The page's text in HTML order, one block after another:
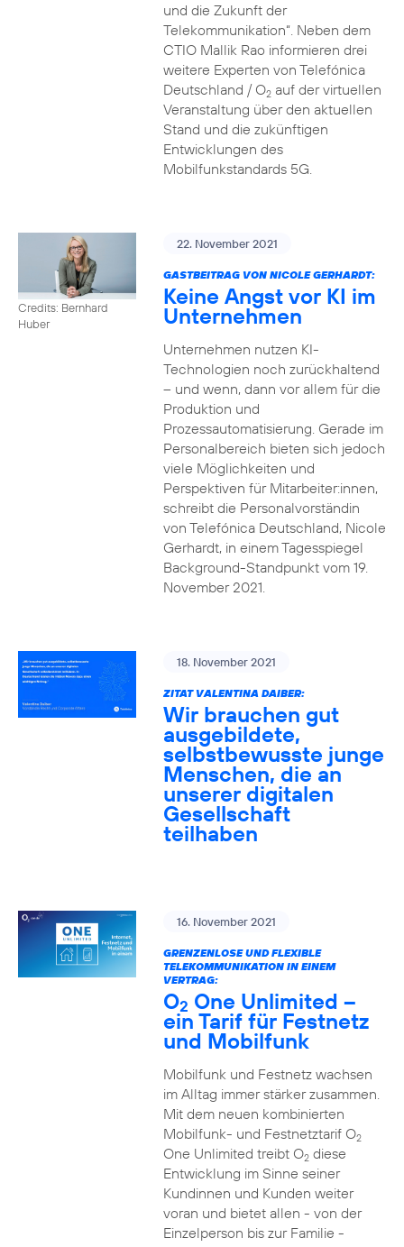
und die Zukunft der
Telekommunikation“. Neben dem
CTIO Mallik Rao informieren drei
weitere Experten von Telefónica
Deutschland / O2auf der virtuellen
Veranstaltung über den aktuellen
Stand und die zukünftigen
Entwicklungen des
Mobilfunkstandards 5G.
Credits: Bernhard
Huber
22. November 2021
GASTBEITRAG VON NICOLE GERHARDT:
Keine Angst vor KI im
Unternehmen
Unternehmen nutzen KI-
Technologien noch zurückhaltend
– und wenn, dann vor allem für die
Produktion und
Prozessautomatisierung. Gerade im
Personalbereich bieten sich jedoch
viele Möglichkeiten und
Perspektiven für Mitarbeiter:innen,
schreibt die Personalvorständin
von Telefónica Deutschland, Nicole
Gerhardt, in einem Tagesspiegel
Background-Standpunkt vom 19.
November 2021.
18. November 2021
ZITAT VALENTINA DAIBER:
Wir brauchen gut
ausgebildete,
selbstbewusste junge
Menschen, die an
unserer digitalen
Gesellschaft
teilhaben
16. November 2021
GRENZENLOSE UND FLEXIBLE
TELEKOMMUNIKATION IN EINEM
VERTRAG:
O2 One Unlimited –
ein Tarif für Festnetz
und Mobilfunk
Mobilfunk und Festnetz wachsen
im Alltag immer stärker zusammen.
Mit dem neuen kombinierten
Mobilfunk- und Festnetztarif O2
One Unlimited treibt O2diese
Entwicklung im Sinne seiner
Kundinnen und Kunden weiter
voran und bietet allen - von der
Einzelperson bis zur Familie -